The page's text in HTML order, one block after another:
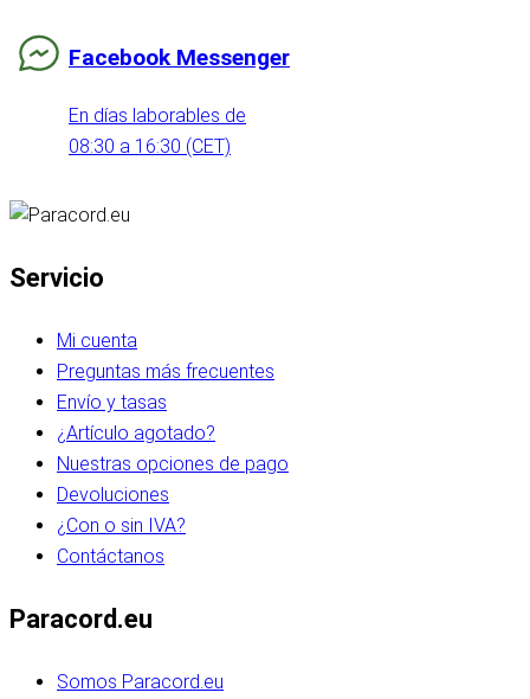
Facebook Messenger
En días laborables de
08:30 a 16:30 (CET)
Servicio
Mi cuenta
Preguntas más frecuentes
Envío y tasas
¿Artículo agotado?
Nuestras opciones de pago
Devoluciones
¿Con o sin IVA?
Contáctanos
Paracord.eu
Somos Paracord.eu